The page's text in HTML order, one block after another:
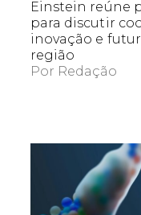
Einstein reúne
para discutir
inovação e
região
Por Redação